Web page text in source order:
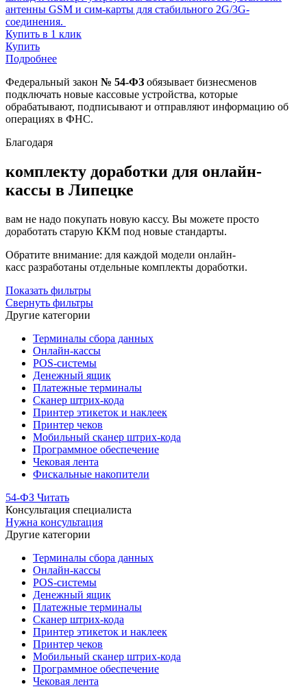
антенны GSM и сим-карты для стабильного 2G/3G-
соединения.
Купить в 1 клик
Купить
Подробнее
Федеральный закон № 54-ФЗ обязывает бизнесменов
подключать новые кассовые устройства, которые
обрабатывают, подписывают и отправляют информацию об
операциях в ФНС.
Благодаря
комплекту доработки для онлайн-
кассы в Липецке
вам не надо покупать новую кассу. Вы можете просто
доработать старую ККМ под новые стандарты.
Обратите внимание: для каждой модели онлайн-
касс разработаны отдельные комплекты доработки.
Показать фильтры
Свернуть фильтры
Другие категории
Терминалы сбора данных
Онлайн-кассы
POS-системы
Денежный ящик
Платежные терминалы
Сканер штрих-кода
Принтер этикеток и наклеек
Принтер чеков
Мобильный сканер штрих-кода
Программное обеспечение
Чековая лента
Фискальные накопители
54-ФЗ Читать
Консультация специалиста
Нужна консультация
Другие категории
Терминалы сбора данных
Онлайн-кассы
POS-системы
Денежный ящик
Платежные терминалы
Сканер штрих-кода
Принтер этикеток и наклеек
Принтер чеков
Мобильный сканер штрих-кода
Программное обеспечение
Чековая лента